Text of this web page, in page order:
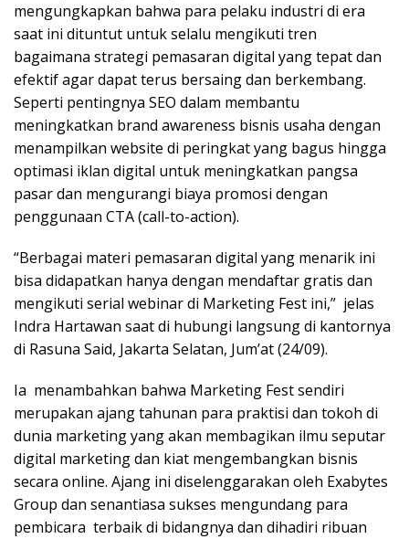
mengungkapkan bahwa para pelaku industri di era
saat ini dituntut untuk selalu mengikuti tren
bagaimana strategi pemasaran digital yang tepat dan
efektif agar dapat terus bersaing dan berkembang.
Seperti pentingnya SEO dalam membantu
meningkatkan brand awareness bisnis usaha dengan
menampilkan website di peringkat yang bagus hingga
optimasi iklan digital untuk meningkatkan pangsa
pasar dan mengurangi biaya promosi dengan
penggunaan CTA (call-to-action).
“Berbagai materi pemasaran digital yang menarik ini
bisa didapatkan hanya dengan mendaftar gratis dan
mengikuti serial webinar di Marketing Fest ini,” jelas
Indra Hartawan saat di hubungi langsung di kantornya
di Rasuna Said, Jakarta Selatan, Jum’at (24/09).
Ia menambahkan bahwa Marketing Fest sendiri
merupakan ajang tahunan para praktisi dan tokoh di
dunia marketing yang akan membagikan ilmu seputar
digital marketing dan kiat mengembangkan bisnis
secara online. Ajang ini diselenggarakan oleh Exabytes
Group dan senantiasa sukses mengundang para
pembicara terbaik di bidangnya dan dihadiri ribuan